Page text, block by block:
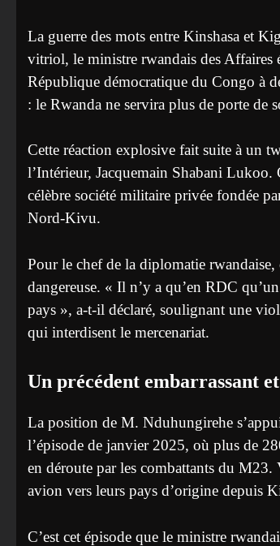
La guerre des mots entre Kinshasa et
vitriol, le ministre rwandais des Affaires
République démocratique du Congo à
: le Rwanda ne servira plus de porte de
Cette réaction explosive fait suite à un
l’Intérieur, Jacquemain Shabani
célèbre société militaire privée fondée
Nord-Kivu.
Pour le chef de la diplomatie
dangereuse. « Il n’y a qu’en RDC
pays », a-t-il déclaré, soulignant une
qui interdisent le mercenariat.
Un précédent embarrassant
La position de M. Nduhungirehe
l’épisode de janvier 2025, où plus de
en déroute par les combattants du M23.
avion vers leurs pays d’origine depuis
C’est cet épisode que le ministre